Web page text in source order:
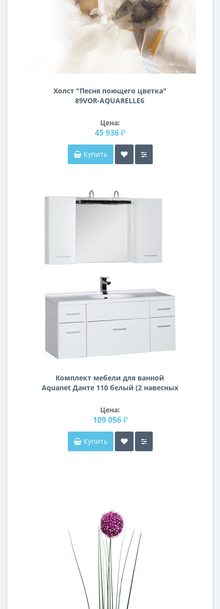
Холст "Песня поющего цветка"
89VOR-AQUARELLE6
Цена:
45 936 ₽
Купить
Комплект мебели для ванной
Aquanet Данте 110 белый (2 навесных
Цена:
109 056 ₽
Купить